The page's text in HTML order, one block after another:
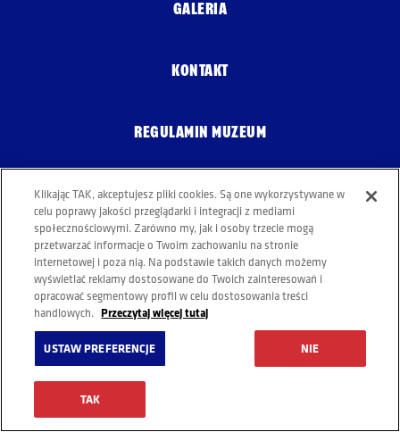
GALERIA
KONTAKT
REGULAMIN MUZEUM
POLITYKA COOKIES
PIJ ODPOWIEDZIALNIE
Klikając TAK, akceptujesz pliki cookies. Są one wykorzystywane w
celu poprawy jakości przeglądarki i integracji z mediami
społecznościowymi. Zarówno my, jak i osoby trzecie mogą
przetwarzać informacje o Twoim zachowaniu na stronie
internetowej i poza nią. Na podstawie takich danych możemy
wyświetlać reklamy dostosowane do Twoich zainteresowań i
opracować segmentowy profil w celu dostosowania treści
handlowych. Przeczytaj więcej tutaj
USTAW PREFERENCJE NIE
TAK